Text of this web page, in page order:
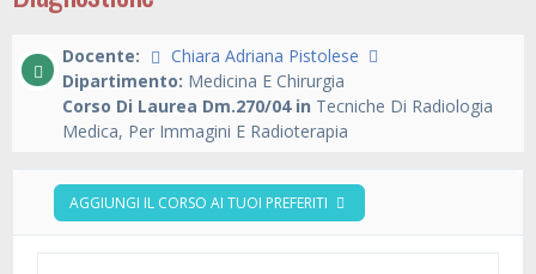
Docente:
Chiara Adriana Pistolese
Dipartimento: Medicina E Chirurgia
Corso Di Laurea Dm.270/04 in Tecniche Di Radiologia
Medica, Per Immagini E Radioterapia
AGGIUNGI IL CORSO AI TUOI PREFERITI